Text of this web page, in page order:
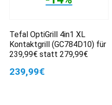
Tefal OptiGrill 4in1 XL
Kontaktgrill (GC784D10) für
239,99€ statt 279,99€
239,99€